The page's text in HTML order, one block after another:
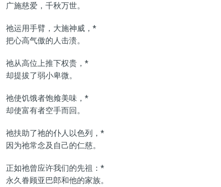
广施慈爱，千秋万世。
祂运用手臂，大施神威，*
把心高气傲的人击溃。
祂从高位上推下权贵，*
却提拔了弱小卑微。
祂使饥饿者饱飨美味，*
却使富有者空手而回。
祂扶助了祂的仆人以色列，*
因为祂常念及自己的仁慈。
正如祂曾应许我们的先祖：*
永久眷顾亚巴郎和他的家族。